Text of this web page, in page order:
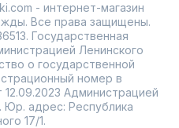
- интернет-магазин
Все права защищены.
Государственная
Ленинского
о государственной
номер в
Администрацией
Юр. адрес: Республика
17/1.